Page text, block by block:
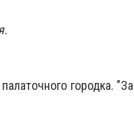
городка. "За